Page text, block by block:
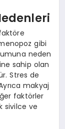
gibi
neden
sahip olan
Stres de
makyaj
faktörler
sivilce ve